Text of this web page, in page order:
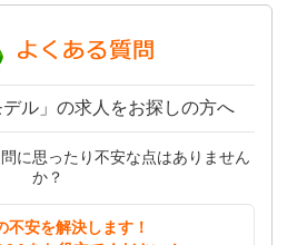
ル」の求人をお探しの方へ
に思ったり不安な点はありません
か？
不安を解決します！